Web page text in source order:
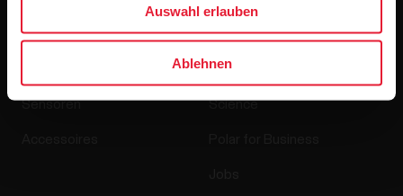
Auswahl erlauben
Ablehnen
Sensoren
Über Polar
Wer wir sind
Science